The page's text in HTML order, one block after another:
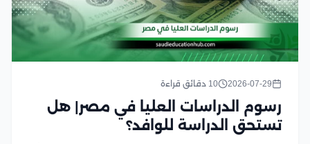
2026-07-29 10 دقائق قراءة
رسوم الدراسات العليا في مصر| هل
تستحق الدراسة للوافد؟